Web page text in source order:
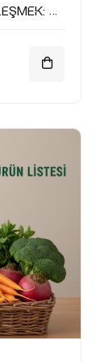
Hikâyelerle Yüzleşmek: Sinemada Kırılma Noktaları